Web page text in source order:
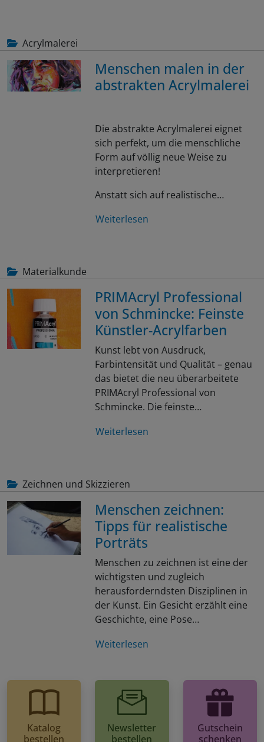
Acrylmalerei
Menschen malen in der
abstrakten Acrylmalerei
Die abstrakte Acrylmalerei eignet
sich perfekt, um die menschliche
Form auf völlig neue Weise zu
interpretieren!
Anstatt sich auf realistische…
Weiterlesen
Materialkunde
PRIMAcryl Professional
von Schmincke: Feinste
Künstler-Acrylfarben
Kunst lebt von Ausdruck,
Farbintensität und Qualität – genau
das bietet die neu überarbeitete
PRIMAcryl Professional von
Schmincke. Die feinste…
Weiterlesen
Zeichnen und Skizzieren
Menschen zeichnen:
Tipps für realistische
Porträts
Menschen zu zeichnen ist eine der
wichtigsten und zugleich
herausforderndsten Disziplinen in
der Kunst. Ein Gesicht erzählt eine
Geschichte, eine Pose…
Weiterlesen
Katalog
bestellen
Newsletter
bestellen
Gutschein
schenken